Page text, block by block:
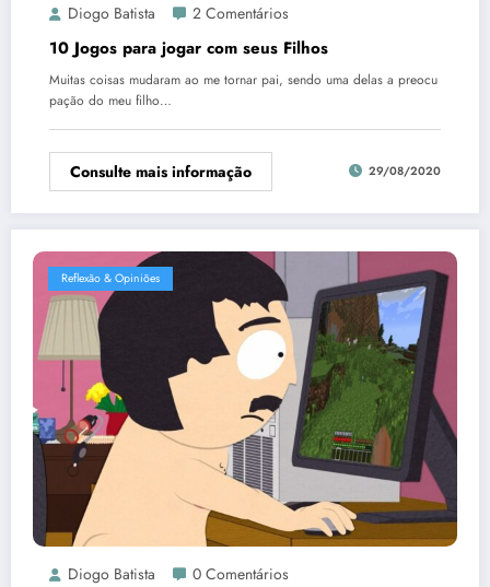
Diogo Batista 2 Comentários
10 Jogos para jogar com seus Filhos
Muitas coisas mudaram ao me tornar pai, sendo uma delas a preocu
pação do meu filho…
Consulte mais informação 29/08/2020
Reflexão & Opiniões
Diogo Batista 0 Comentários